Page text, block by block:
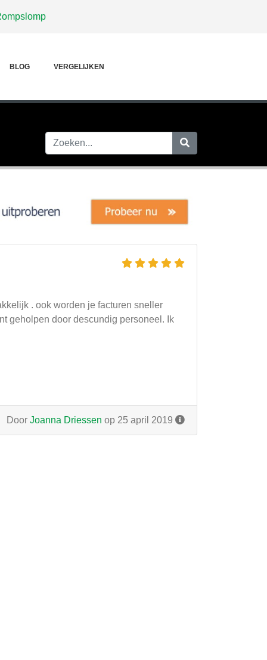
BLOG VERGELIJKEN
. ook worden je facturen sneller
geholpen door descundig personeel. Ik
Door Joanna Driessen op 25 april 2019